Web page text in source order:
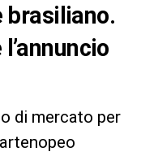
brasiliano.
di mercato per